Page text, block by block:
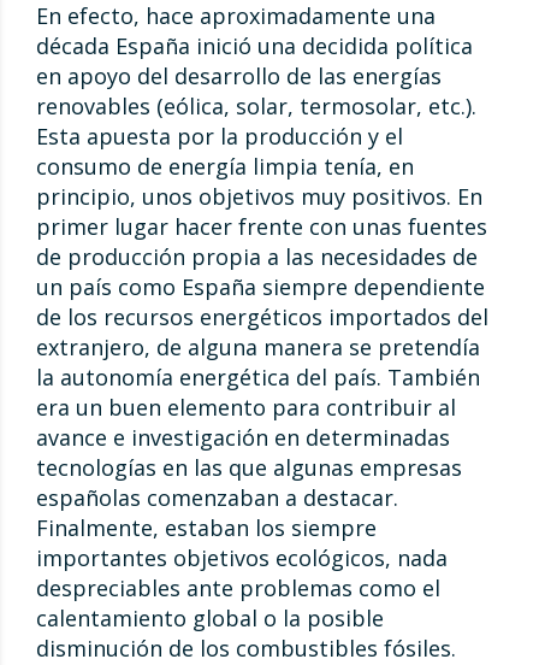
En efecto, hace aproximadamente una
década España inició una decidida política
en apoyo del desarrollo de las energías
renovables (eólica, solar, termosolar, etc.).
Esta apuesta por la producción y el
consumo de energía limpia tenía, en
principio, unos objetivos muy positivos. En
primer lugar hacer frente con unas fuentes
de producción propia a las necesidades de
un país como España siempre dependiente
de los recursos energéticos importados del
extranjero, de alguna manera se pretendía
la autonomía energética del país. También
era un buen elemento para contribuir al
avance e investigación en determinadas
tecnologías en las que algunas empresas
españolas comenzaban a destacar.
Finalmente, estaban los siempre
importantes objetivos ecológicos, nada
despreciables ante problemas como el
calentamiento global o la posible
disminución de los combustibles fósiles.